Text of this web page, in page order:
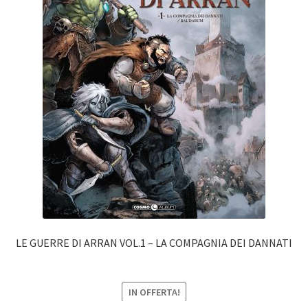
LE GUERRE DI ARRAN VOL.1 – LA COMPAGNIA DEI DANNATI
IN OFFERTA!